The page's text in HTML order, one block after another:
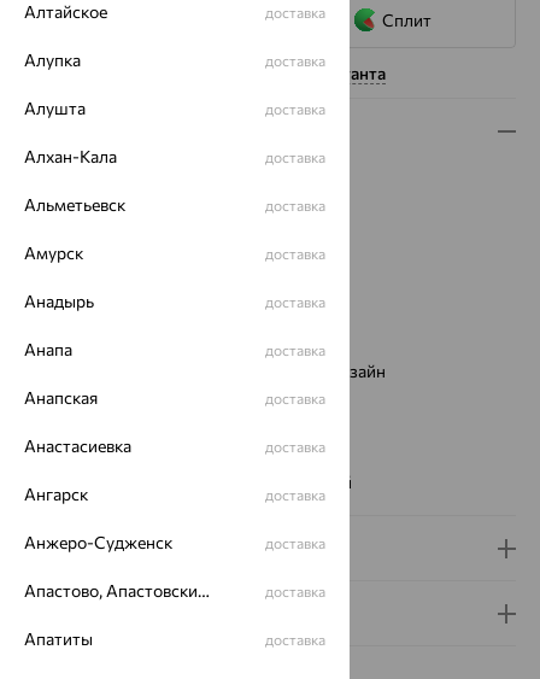
Сплит
Нужна помощь консультанта
Вес:3.88
Цвет металла:
Страна происхождения:
РОССИЯ
Вставка:
Европейский дизайн
Бренд:SOKOLOV
Вес металла:3.743
Бесцветный
Доставка и оплата
Алтайское доставка
Алупка доставка
Алушта доставка
Алхан-Кала доставка
Альметьевск доставка
Амурск доставка
Анадырь доставка
Анапа доставка
Анапская доставка
Анастасиевка доставка
Ангарск доставка
Анжеро-Судженск доставка
Апастово, Апастовский район доставка
Апатиты доставка